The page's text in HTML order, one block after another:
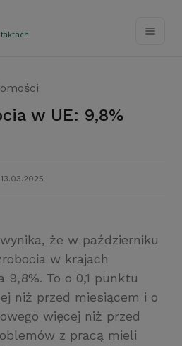
w UE: 9,8%
że w październiku
w krajach
9,8%. To o 0,1 punktu
niż przed miesiącem i o
więcej niż przed
z pracą mieli